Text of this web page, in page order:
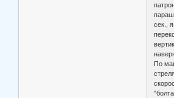
сек.,
По